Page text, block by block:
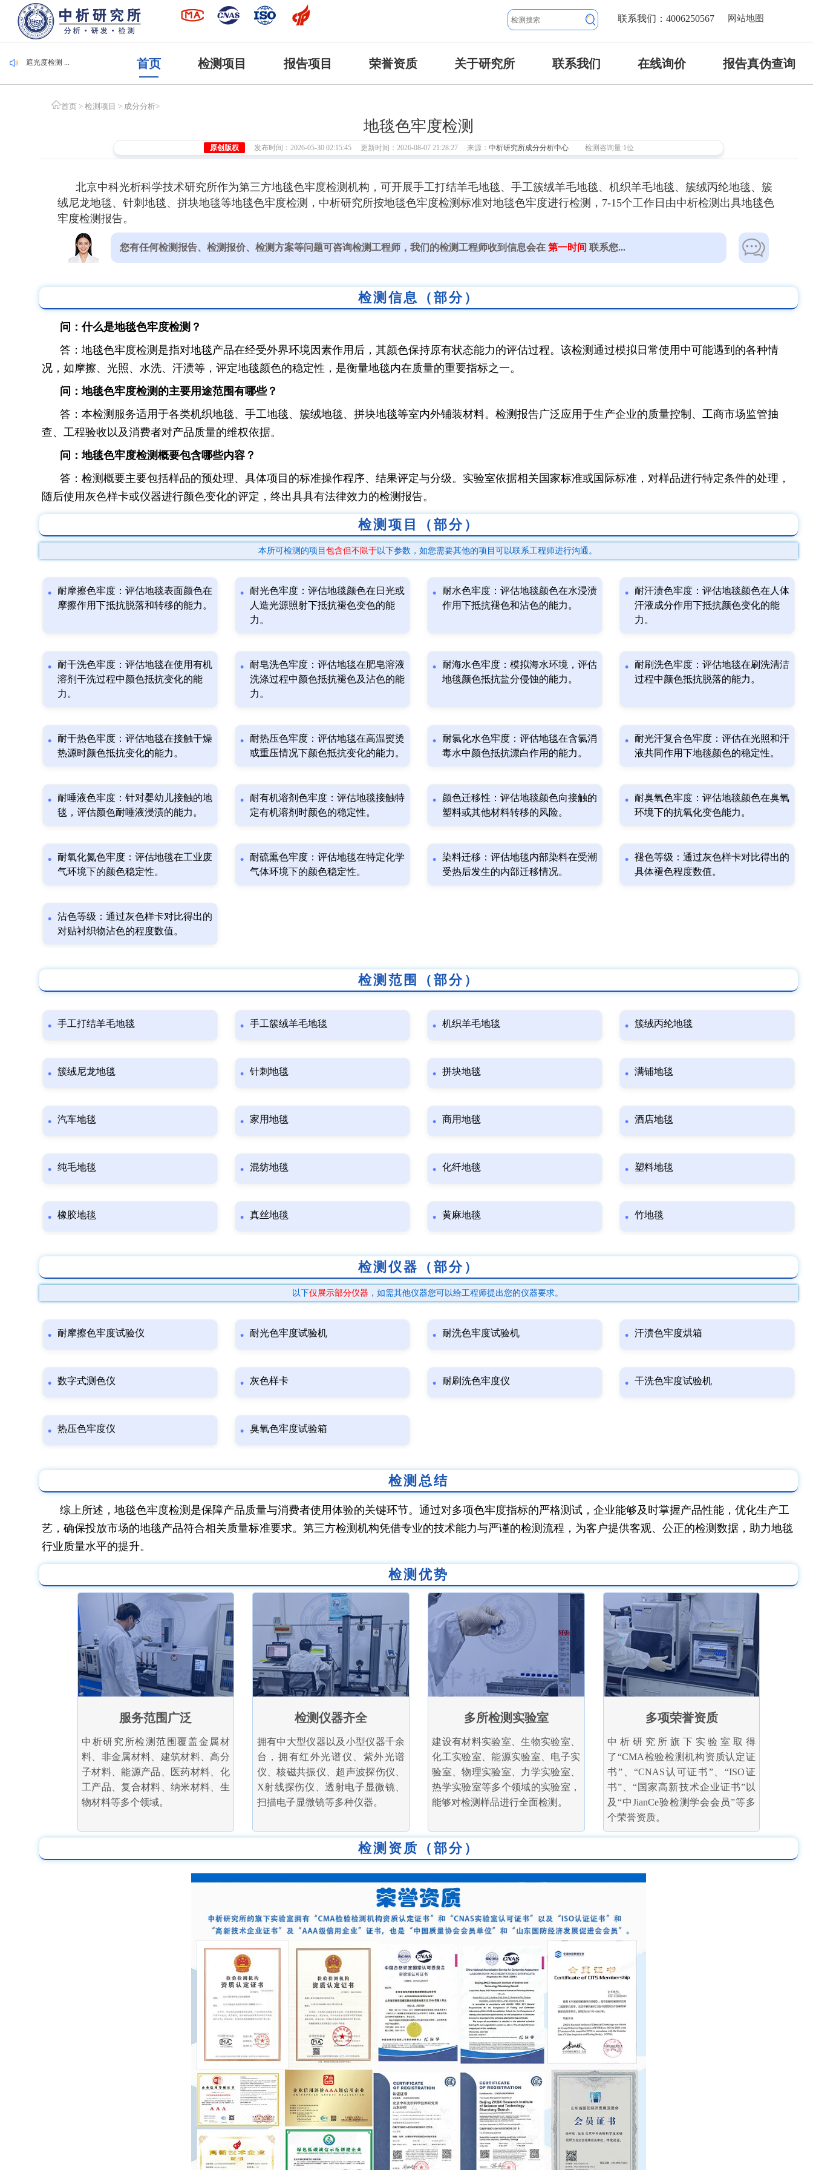
网站地图
联系我们：4006250567
毛刷检测 ...
集装袋检测 ...
遮光度检测 ...
首页 检测项目 报告项目 荣誉资质 关于研究所 联系我们 在线询价 报告真伪查询
首页 > 检测项目 > 成分分析>
地毯色牢度检测
原创版权 发布时间：2026-05-30 02:15:45 更新时间：2026-08-07 21:28:27 来源： 中析研究所成分分析中心 检测咨询量:1位
北京中科光析科学技术研究所作为第三方地毯色牢度检测机构，可开展手工打结羊毛地毯、手工簇绒羊毛地毯、机织羊毛地毯、簇绒丙纶地毯、簇
绒尼龙地毯、针刺地毯、拼块地毯等地毯色牢度检测，中析研究所按地毯色牢度检测标准对地毯色牢度进行检测，7-15个工作日由中析检测出具地毯色
牢度检测报告。
您有任何检测报告、检测报价、检测方案等问题可咨询检测工程师，我们的检测工程师收到信息会在第一时间 联系您...
检测信息（部分）
问：什么是地毯色牢度检测？
答：地毯色牢度检测是指对地毯产品在经受外界环境因素作用后，其颜色保持原有状态能力的评估过程。该检测通过模拟日常使用中可能遇到的各种情
况，如摩擦、光照、水洗、汗渍等，评定地毯颜色的稳定性，是衡量地毯内在质量的重要指标之一。
问：地毯色牢度检测的主要用途范围有哪些？
答：本检测服务适用于各类机织地毯、手工地毯、簇绒地毯、拼块地毯等室内外铺装材料。检测报告广泛应用于生产企业的质量控制、工商市场监管抽
查、工程验收以及消费者对产品质量的维权依据。
问：地毯色牢度检测概要包含哪些内容？
答：检测概要主要包括样品的预处理、具体项目的标准操作程序、结果评定与分级。实验室依据相关国家标准或国际标准，对样品进行特定条件的处理，
随后使用灰色样卡或仪器进行颜色变化的评定，终出具具有法律效力的检测报告。
检测项目（部分）
本所可检测的项目 包含但不限于以下参数，如您需要其他的项目可以联系工程师进行沟通。
耐摩擦色牢度：评估地毯表面颜色在
摩擦作用下抵抗脱落和转移的能力。
耐光色牢度：评估地毯颜色在日光或
人造光源照射下抵抗褪色变色的能
力。
耐水色牢度：评估地毯颜色在水浸渍
作用下抵抗褪色和沾色的能力。
耐汗渍色牢度：评估地毯颜色在人体
汗液成分作用下抵抗颜色变化的能
力。
耐干洗色牢度：评估地毯在使用有机
溶剂干洗过程中颜色抵抗变化的能
力。
耐皂洗色牢度：评估地毯在肥皂溶液
洗涤过程中颜色抵抗褪色及沾色的能
力。
耐海水色牢度：模拟海水环境，评估
地毯颜色抵抗盐分侵蚀的能力。
耐刷洗色牢度：评估地毯在刷洗清洁
过程中颜色抵抗脱落的能力。
耐干热色牢度：评估地毯在接触干燥
热源时颜色抵抗变化的能力。
耐热压色牢度：评估地毯在高温熨烫
或重压情况下颜色抵抗变化的能力。
耐氯化水色牢度：评估地毯在含氯消
毒水中颜色抵抗漂白作用的能力。
耐光汗复合色牢度：评估在光照和汗
液共同作用下地毯颜色的稳定性。
耐唾液色牢度：针对婴幼儿接触的地
毯，评估颜色耐唾液浸渍的能力。
耐有机溶剂色牢度：评估地毯接触特
定有机溶剂时颜色的稳定性。
颜色迁移性：评估地毯颜色向接触的
塑料或其他材料转移的风险。
耐臭氧色牢度：评估地毯颜色在臭氧
环境下的抗氧化变色能力。
耐氧化氮色牢度：评估地毯在工业废
气环境下的颜色稳定性。
耐硫熏色牢度：评估地毯在特定化学
气体环境下的颜色稳定性。
染料迁移：评估地毯内部染料在受潮
受热后发生的内部迁移情况。
褪色等级：通过灰色样卡对比得出的
具体褪色程度数值。
沾色等级：通过灰色样卡对比得出的
对贴衬织物沾色的程度数值。
检测范围（部分）
手工打结羊毛地毯 手工簇绒羊毛地毯 机织羊毛地毯 簇绒丙纶地毯
簇绒尼龙地毯 针刺地毯 拼块地毯 满铺地毯
汽车地毯 家用地毯 商用地毯 酒店地毯
纯毛地毯 混纺地毯 化纤地毯 塑料地毯
橡胶地毯 真丝地毯 黄麻地毯 竹地毯
检测仪器（部分）
以下仅展示部分仪器 ，如需其他仪器您可以给工程师提出您的仪器要求。
耐摩擦色牢度试验仪 耐光色牢度试验机 耐洗色牢度试验机 汗渍色牢度烘箱
数字式测色仪 灰色样卡 耐刷洗色牢度仪 干洗色牢度试验机
热压色牢度仪 臭氧色牢度试验箱
检测总结
综上所述，地毯色牢度检测是保障产品质量与消费者使用体验的关键环节。通过对多项色牢度指标的严格测试，企业能够及时掌握产品性能，优化生产工
艺，确保投放市场的地毯产品符合相关质量标准要求。第三方检测机构凭借专业的技术能力与严谨的检测流程，为客户提供客观、公正的检测数据，助力地毯
行业质量水平的提升。
检测优势
服务范围广泛
中析研究所检测范围覆盖金属材
料、非金属材料、建筑材料、高分
子材料、能源产品、医药材料、化
工产品、复合材料、纳米材料、生
物材料等多个领域。
检测仪器齐全
拥有中大型仪器以及小型仪器千余
台，拥有红外光谱仪、紫外光谱
仪、核磁共振仪、超声波探伤仪、
X射线探伤仪、透射电子显微镜、
扫描电子显微镜等多种仪器。
多所检测实验室
建设有材料实验室、生物实验室、
化工实验室、能源实验室、电子实
验室、物理实验室、力学实验室、
热学实验室等多个领域的实验室，
能够对检测样品进行全面检测。
多项荣誉资质
中析研究所旗下实验室取得
了“CMA检验检测机构资质认定证
书”、“CNAS认可证书”、“ISO证
书”、“国家高新技术企业证书”以
及“中JianCe验检测学会会员”等多
个荣誉资质。
检测资质（部分）